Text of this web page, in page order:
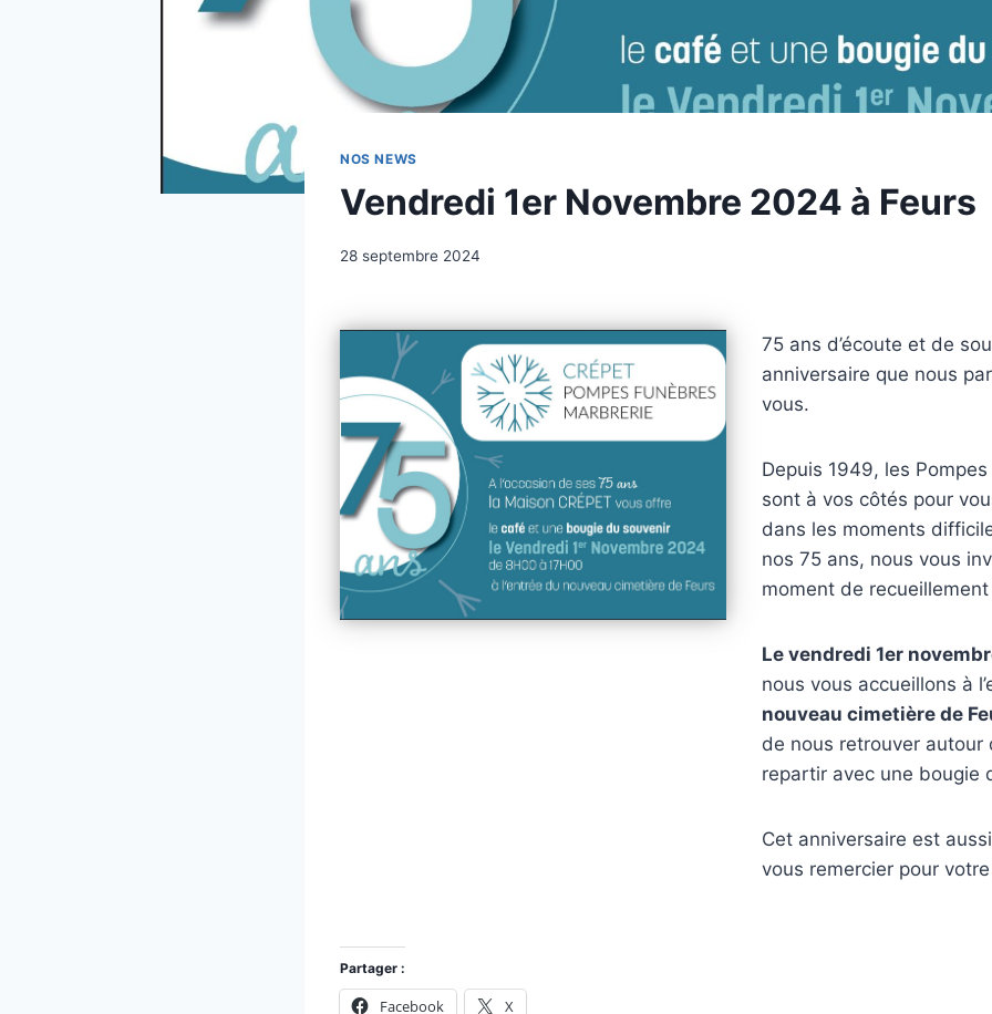
NOS NEWS
Vendredi 1er Novembre 2024 à Feurs
Par
28 septembre 2024
75 ans d’écoute et de
anniversaire que nous
vous.
Depuis 1949, les
sont à vos côtés pour
dans les moments
nos 75 ans, nous vous
moment de
Le vendredi 1er
nous vous accueillons à
nouveau cimetière de
de nous retrouver autour
repartir avec une bougie
Cet anniversaire est
vous remercier pour
Partager :
Facebook X